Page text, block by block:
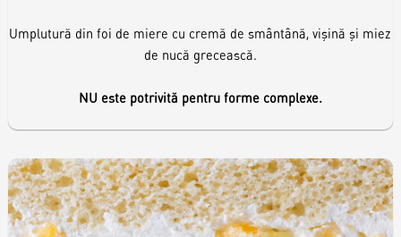
Umplutură din foi de miere cu cremă de smântână, vișină și miez
de nucă grecească.
NU este potrivită pentru forme complexe.